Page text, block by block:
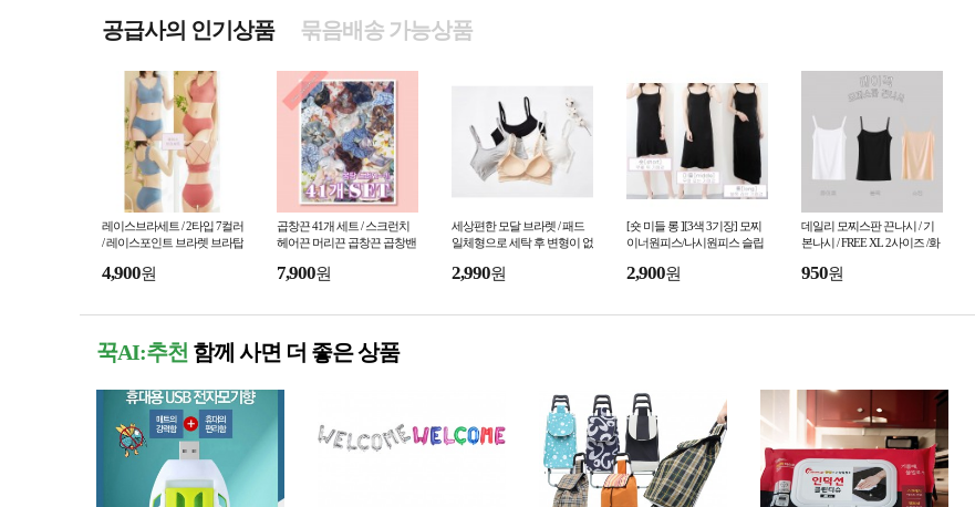
공급사의 인기상품 묶음배송 가능상품
레이스브라세트 / 2타입 7컬러
/ 레이스포인트 브라렛 브라탑
프리사이즈 free
4,900원
곱창끈 41개 세트 / 스크런치
헤어끈 머리끈 곱창끈 곱창밴
사리
7,900원
세상편한 모달 브라렛 / 패드
일체형으로 세탁 후 변형이 없
없는 브라렛
2,990원
[숏 미들 롱 ][3색 3기장] 모찌
이너원피스/나시원피스 슬립
이너웨어 롱나시
2,900원
데일리 모찌스판 끈나시 / 기
본나시 / FREE XL 2사이즈 /화
950원
꾹AI:추천 함께 사면 더 좋은 상품